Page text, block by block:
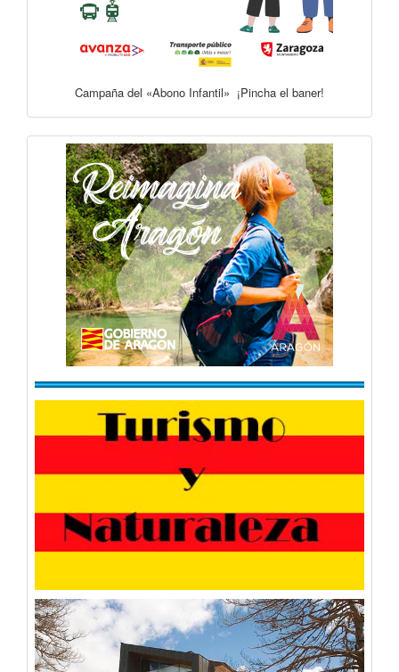
Campaña del «Abono Infantil» ¡Pincha el baner!